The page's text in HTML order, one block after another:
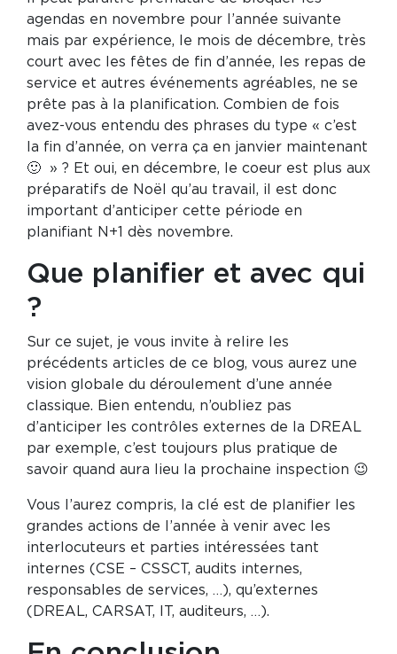
agendas en novembre pour l’année suivante
mais par expérience, le mois de décembre, très
court avec les fêtes de fin d’année, les repas de
service et autres événements agréables, ne se
prête pas à la planification. Combien de fois
avez-vous entendu des phrases du type « c’est
la fin d’année, on verra ça en janvier maintenant
🙂 » ? Et oui, en décembre, le coeur est plus aux
préparatifs de Noël qu’au travail, il est donc
important d’anticiper cette période en
planifiant N+1 dès novembre.
Que planifier et avec qui
?
Sur ce sujet, je vous invite à relire les
précédents articles de ce blog, vous aurez une
vision globale du déroulement d’une année
classique. Bien entendu, n’oubliez pas
d’anticiper les contrôles externes de la DREAL
par exemple, c’est toujours plus pratique de
savoir quand aura lieu la prochaine inspection 😉
Vous l’aurez compris, la clé est de planifier les
grandes actions de l’année à venir avec les
interlocuteurs et parties intéressées tant
internes (CSE – CSSCT, audits internes,
responsables de services, …), qu’externes
(DREAL, CARSAT, IT, auditeurs, …).